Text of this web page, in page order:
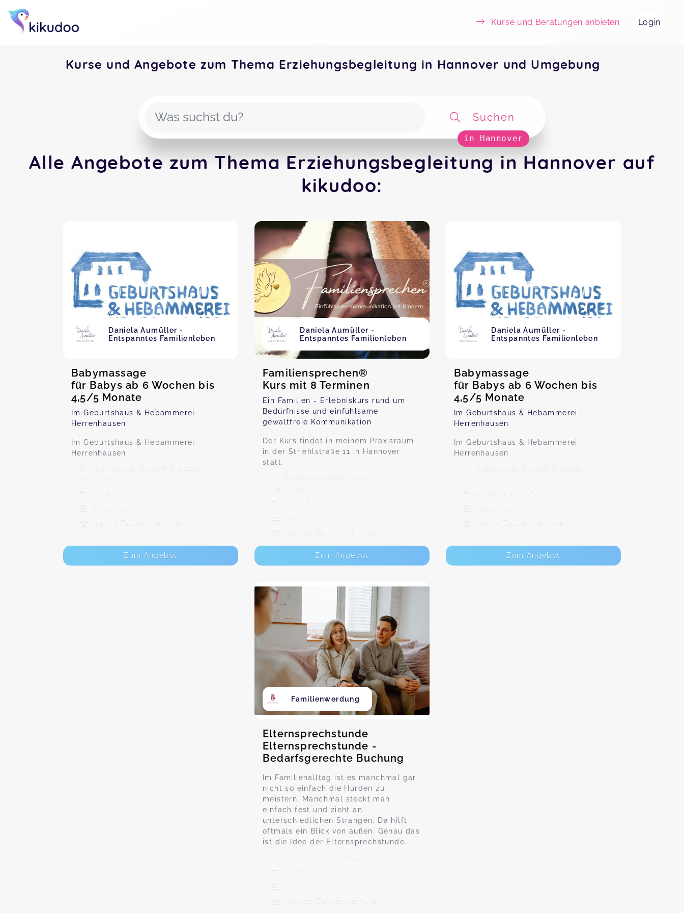
Kurse und Beratungen anbieten Login
Kurse und Angebote zum Thema Erziehungsbegleitung in Hannover und Umgebung
Suchen
in Hannover
Alle Angebote zum Thema Erziehungsbegleitung in Hannover auf
kikudoo:
Daniela Aumüller -
Entspanntes Familienleben
Babymassage
für Babys ab 6 Wochen bis
4,5/5 Monate
Im Geburtshaus & Hebammerei
Herrenhausen
Im Geburtshaus & Hebammerei
Herrenhausen
Nienburger Straße 6, 30167
Hannover
26. Aug - 30. Sep
Max. 8 TeilnehmerInnen
Zum Angebot
Daniela Aumüller -
Entspanntes Familienleben
Familiensprechen®
Kurs mit 8 Terminen
Ein Familien - Erlebniskurs rund um
Bedürfnisse und einfühlsame
gewaltfreie Kommunikation
Der Kurs findet in meinem Praxisraum
in der Striehlstraße 11 in Hannover
statt.
Striehlstraße 11, 30159
Hannover
28. Okt - 16. Dez
Max. 12 TeilnehmerInnen
Zum Angebot
Daniela Aumüller -
Entspanntes Familienleben
Babymassage
für Babys ab 6 Wochen bis
4,5/5 Monate
Im Geburtshaus & Hebammerei
Herrenhausen
Im Geburtshaus & Hebammerei
Herrenhausen
Nienburger Straße 6, 30167
Hannover
4. Nov - 9. Dez
Max. 8 TeilnehmerInnen
Zum Angebot
Familienwerdung
Elternsprechstunde
Elternsprechstunde -
Bedarfsgerechte Buchung
Im Familienalltag ist es manchmal gar
nicht so einfach die Hürden zu
meistern. Manchmal steckt man
einfach fest und zieht an
unterschiedlichen Strängen. Da hilft
oftmals ein Blick von außen. Genau das
ist die Idee der Elternsprechstunde.
Hildesheim und Hannover
Termine nach Vereinbarung
55,00 €
Max. 10 TeilnehmerInnen